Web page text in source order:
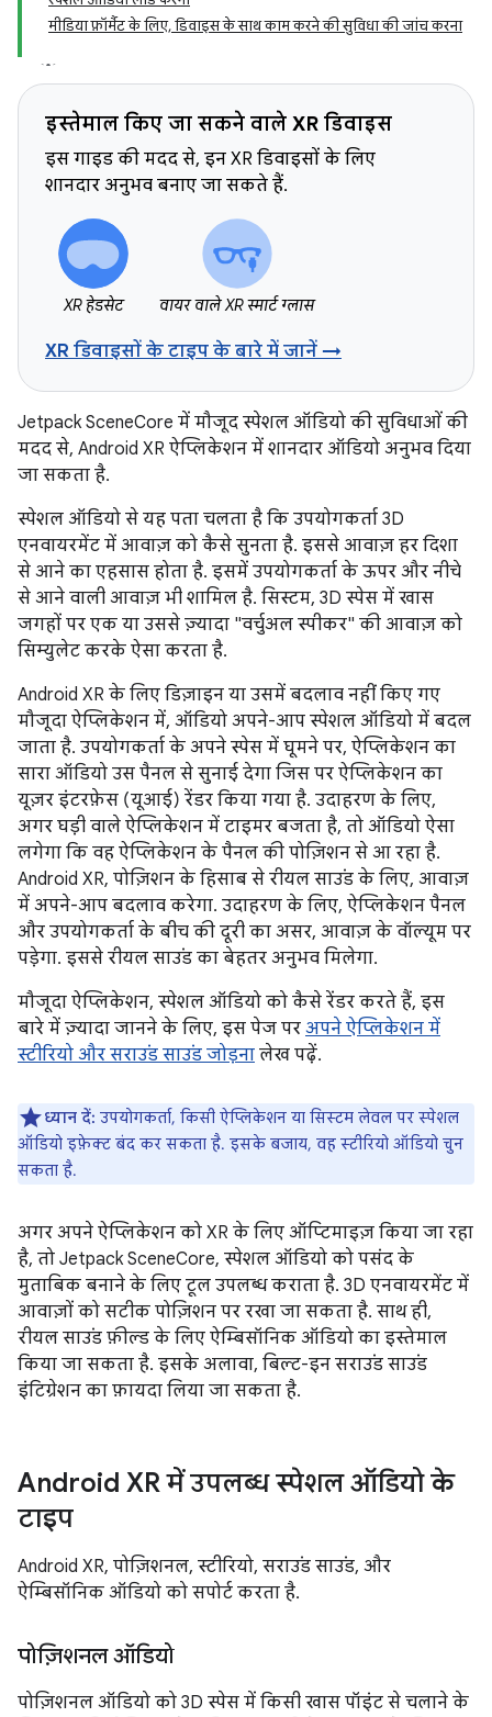
मीडिया फ़ॉर्मैट के लिए, डिवाइस के साथ काम करने की सुविधा की जांच करना
इस्तेमाल किए जा सकने वाले XR डिवाइस
इस गाइड की मदद से, इन XR डिवाइसों के लिए
शानदार अनुभव बनाए जा सकते हैं.
XR हेडसेट वायर वाले XR स्मार्ट ग्लास
XR डिवाइसों के टाइप के बारे में जानें →
Jetpack SceneCore में मौजूद स्पेशल ऑडियो की सुविधाओं की
मदद से, Android XR ऐप्लिकेशन में शानदार ऑडियो अनुभव दिया
जा सकता है.
स्पेशल ऑडियो से यह पता चलता है कि उपयोगकर्ता 3D
एनवायरमेंट में आवाज़ को कैसे सुनता है. इससे आवाज़ हर दिशा
से आने का एहसास होता है. इसमें उपयोगकर्ता के ऊपर और नीचे
से आने वाली आवाज़ भी शामिल है. सिस्टम, 3D स्पेस में खास
जगहों पर एक या उससे ज़्यादा "वर्चुअल स्पीकर" की आवाज़ को
सिम्युलेट करके ऐसा करता है.
Android XR के लिए डिज़ाइन या उसमें बदलाव नहीं किए गए
मौजूदा ऐप्लिकेशन में, ऑडियो अपने-आप स्पेशल ऑडियो में बदल
जाता है. उपयोगकर्ता के अपने स्पेस में घूमने पर, ऐप्लिकेशन का
सारा ऑडियो उस पैनल से सुनाई देगा जिस पर ऐप्लिकेशन का
यूज़र इंटरफ़ेस (यूआई) रेंडर किया गया है. उदाहरण के लिए,
अगर घड़ी वाले ऐप्लिकेशन में टाइमर बजता है, तो ऑडियो ऐसा
लगेगा कि वह ऐप्लिकेशन के पैनल की पोज़िशन से आ रहा है.
Android XR, पोज़िशन के हिसाब से रीयल साउंड के लिए, आवाज़
में अपने-आप बदलाव करेगा. उदाहरण के लिए, ऐप्लिकेशन पैनल
और उपयोगकर्ता के बीच की दूरी का असर, आवाज़ के वॉल्यूम पर
पड़ेगा. इससे रीयल साउंड का बेहतर अनुभव मिलेगा.
मौजूदा ऐप्लिकेशन, स्पेशल ऑडियो को कैसे रेंडर करते हैं, इस
बारे में ज़्यादा जानने के लिए, इस पेज पर अपने ऐप्लिकेशन में
स्टीरियो और सराउंड साउंड जोड़ना लेख पढ़ें.
ध्यान दें: उपयोगकर्ता, किसी ऐप्लिकेशन या सिस्टम लेवल पर स्पेशल
ऑडियो इफ़ेक्ट बंद कर सकता है. इसके बजाय, वह स्टीरियो ऑडियो चुन
सकता है.
अगर अपने ऐप्लिकेशन को XR के लिए ऑप्टिमाइज़ किया जा रहा
है, तो Jetpack SceneCore, स्पेशल ऑडियो को पसंद के
मुताबिक बनाने के लिए टूल उपलब्ध कराता है. 3D एनवायरमेंट में
आवाज़ों को सटीक पोज़िशन पर रखा जा सकता है. साथ ही,
रीयल साउंड फ़ील्ड के लिए ऐम्बिसॉनिक ऑडियो का इस्तेमाल
किया जा सकता है. इसके अलावा, बिल्ट-इन सराउंड साउंड
इंटिग्रेशन का फ़ायदा लिया जा सकता है.
Android XR में उपलब्ध स्पेशल ऑडियो के
टाइप
Android XR, पोज़िशनल, स्टीरियो, सराउंड साउंड, और
ऐम्बिसॉनिक ऑडियो को सपोर्ट करता है.
पोज़िशनल ऑडियो
पोज़िशनल ऑडियो को 3D स्पेस में किसी खास पॉइंट से चलाने के